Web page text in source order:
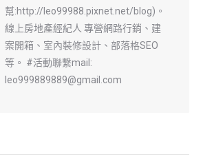
幫:http://leo99988.pixnet.net/blog)。
線上房地產經紀人 專營網路行銷、建
案開箱、室內裝修設計、部落格SEO
等。 #活動聯繫mail:
leo999889889@gmail.com